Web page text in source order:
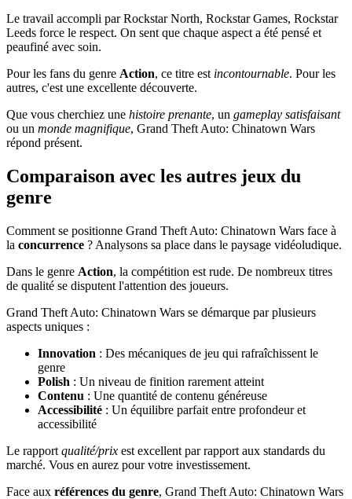
Le travail accompli par Rockstar North, Rockstar Games, Rockstar
Leeds force le respect. On sent que chaque aspect a été pensé et
peaufiné avec soin.
Pour les fans du genre Action, ce titre est incontournable. Pour les
autres, c'est une excellente découverte.
Que vous cherchiez une histoire prenante, un gameplay satisfaisant
ou un monde magnifique, Grand Theft Auto: Chinatown Wars
répond présent.
Comparaison avec les autres jeux du
genre
Comment se positionne Grand Theft Auto: Chinatown Wars face à
la concurrence ? Analysons sa place dans le paysage vidéoludique.
Dans le genre Action, la compétition est rude. De nombreux titres
de qualité se disputent l'attention des joueurs.
Grand Theft Auto: Chinatown Wars se démarque par plusieurs
aspects uniques :
Innovation : Des mécaniques de jeu qui rafraîchissent le
genre
Polish : Un niveau de finition rarement atteint
Contenu : Une quantité de contenu généreuse
Accessibilité : Un équilibre parfait entre profondeur et
accessibilité
Le rapport qualité/prix est excellent par rapport aux standards du
marché. Vous en aurez pour votre investissement.
Face aux références du genre, Grand Theft Auto: Chinatown Wars